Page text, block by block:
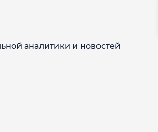
аналитики и новостей